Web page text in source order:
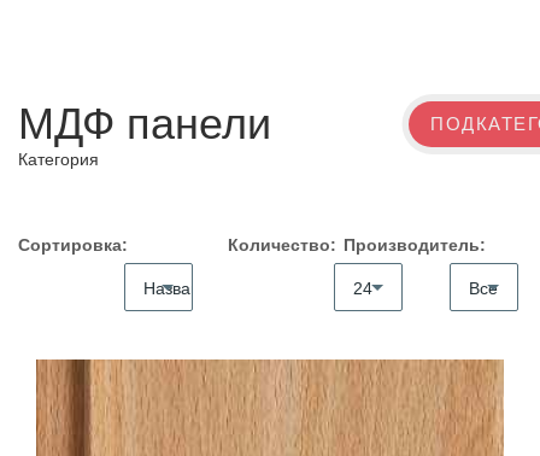
МДФ панели
Категория
Сортировка:
Название
-
Я)
Количество:
24
Производитель:
Все